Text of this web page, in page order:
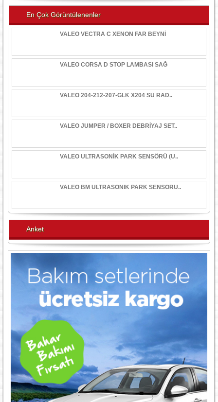
En Çok Görüntülenenler
VALEO VECTRA C XENON FAR BEYNİ
VALEO CORSA D STOP LAMBASI SAĞ
VALEO 204-212-207-GLK X204 SU RAD..
VALEO JUMPER / BOXER DEBRİYAJ SET..
VALEO ULTRASONİK PARK SENSÖRÜ (U..
VALEO BM ULTRASONİK PARK SENSÖRÜ..
Anket